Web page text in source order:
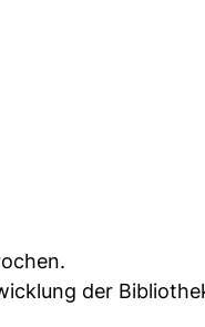
der